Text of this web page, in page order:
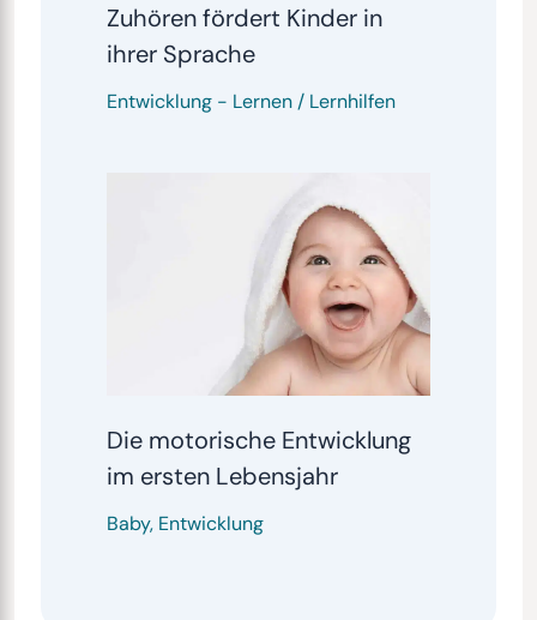
Zuhören fördert Kinder in
ihrer Sprache
Entwicklung- Lernen / Lernhilfen
Die motorische Entwicklung
im ersten Lebensjahr
Baby, Entwicklung